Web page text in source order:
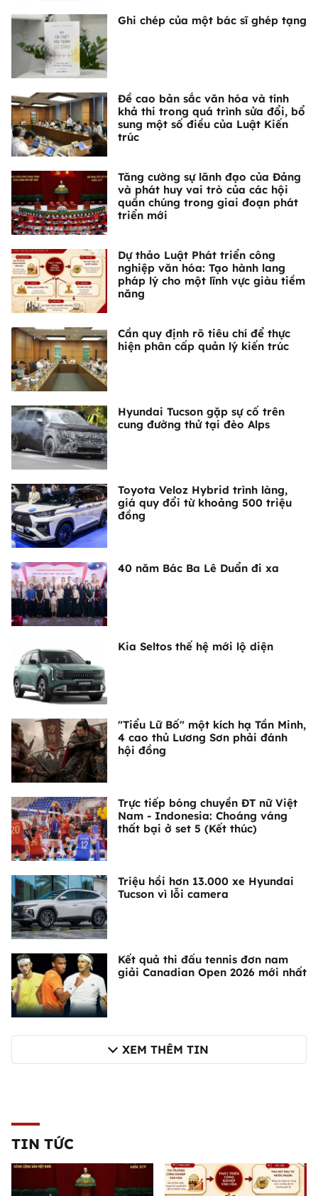
Ghi chép của một bác sĩ ghép tạng
Đề cao bản sắc văn hóa và tính
khả thi trong quá trình sửa đổi, bổ
sung một số điều của Luật Kiến
trúc
Tăng cường sự lãnh đạo của Đảng
và phát huy vai trò của các hội
quần chúng trong giai đoạn phát
triển mới
Dự thảo Luật Phát triển công
nghiệp văn hóa: Tạo hành lang
pháp lý cho một lĩnh vực giàu tiềm
năng
Cần quy định rõ tiêu chí để thực
hiện phân cấp quản lý kiến trúc
Hyundai Tucson gặp sự cố trên
cung đường thử tại đèo Alps
Toyota Veloz Hybrid trình làng,
giá quy đổi từ khoảng 500 triệu
đồng
40 năm Bác Ba Lê Duẩn đi xa
Kia Seltos thế hệ mới lộ diện
"Tiểu Lữ Bố" một kích hạ Tần Minh,
4 cao thủ Lương Sơn phải đánh
hội đồng
Trực tiếp bóng chuyền ĐT nữ Việt
Nam - Indonesia: Choáng váng
thất bại ở set 5 (Kết thúc)
Triệu hồi hơn 13.000 xe Hyundai
Tucson vì lỗi camera
Kết quả thi đấu tennis đơn nam
giải Canadian Open 2026 mới nhất
XEM THÊM TIN
TIN TỨC